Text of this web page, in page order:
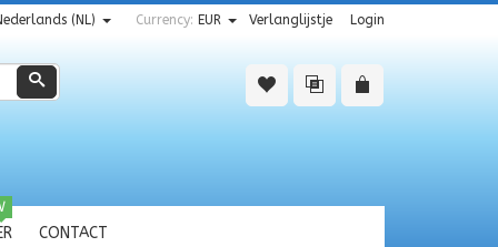
Verlanglijstje Login
Currency: EUR
(NL)
Zoeken
CONTACT